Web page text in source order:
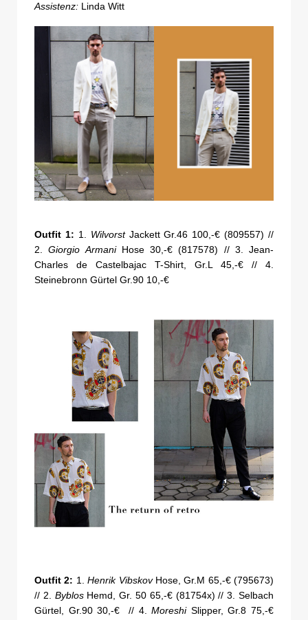
Assistenz: Linda Witt
Outfit 1: 1. WilvorstJackett Gr.46 100,-€ (809557) //
2.Giorgio ArmaniHose 30,-€ (817578) // 3. Jean-
Charles de Castelbajac T-Shirt, Gr.L 45,-€ // 4.
Steinebronn Gürtel Gr.90 10,-€
Outfit 2: 1.Henrik VibskovHose, Gr.M 65,-€ (795673)
// 2. ByblosHemd, Gr. 50 65,-€ (81754x) // 3. Selbach
Gürtel, Gr.90 30,-€ // 4.MoreshiSlipper, Gr.8 75,-€